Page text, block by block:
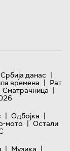
Србија данас |
времена | Рат
Сматрачница |
| Одбојка |
мото | Остали
| Музика |